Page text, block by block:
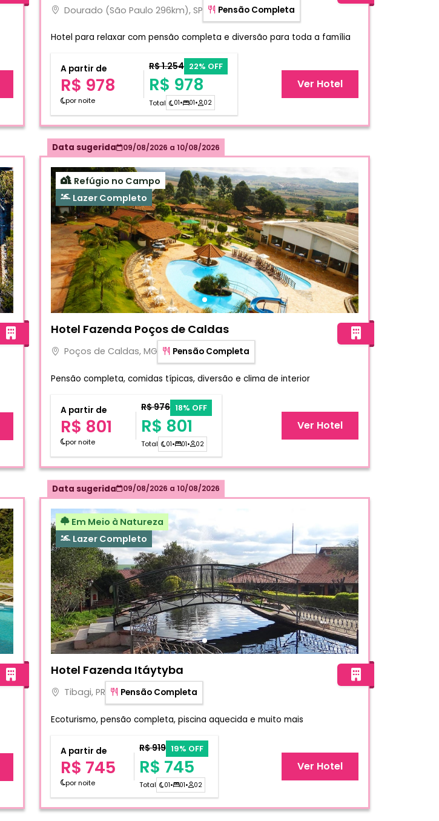
Dourado (São Paulo 296km), SP Pensão Completa
Hotel para relaxar com pensão completa e diversão para toda a família
A partir de
R$ 978
por noite
R$ 1.254 22% OFF
R$ 978
Total 01• 01• 02
Ver Hotel
Data sugerida 09/08/2026 a 10/08/2026
Refúgio no Campo
Lazer Completo
Hotel Fazenda Poços de Caldas
Poços de Caldas, MG Pensão Completa
Pensão completa, comidas típicas, diversão e clima de interior
A partir de
R$ 801
por noite
R$ 976 18% OFF
R$ 801
Total 01• 01• 02
Ver Hotel
Data sugerida 09/08/2026 a 10/08/2026
Em Meio à Natureza
Lazer Completo
Hotel Fazenda Itáytyba
Tibagi, PR Pensão Completa
Ecoturismo, pensão completa, piscina aquecida e muito mais
A partir de
R$ 745
por noite
R$ 919 19% OFF
R$ 745
Total 01• 01• 02
Ver Hotel